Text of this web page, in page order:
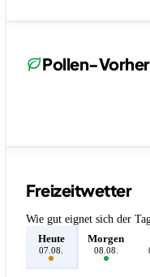
Pollen-
Freizeitwetter
Wie gut eignet sich der
Heute
07.08.
Morgen
08.08.